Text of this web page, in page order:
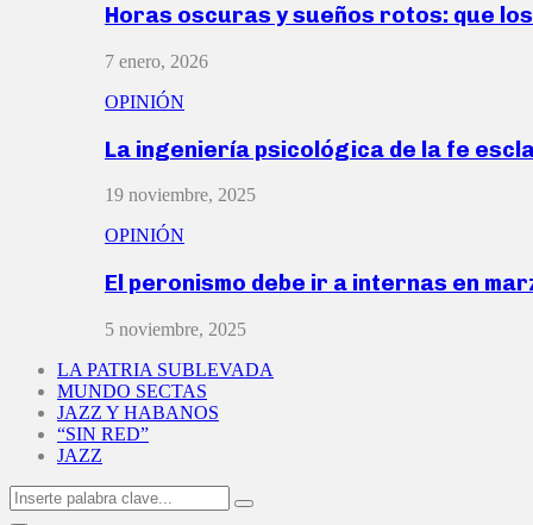
Horas oscuras y sueños rotos: que
7 enero, 2026
OPINIÓN
La ingeniería psicológica de la fe
19 noviembre, 2025
OPINIÓN
El peronismo debe ir a internas en
5 noviembre, 2025
LA PATRIA SUBLEVADA
MUNDO SECTAS
JAZZ Y HABANOS
“SIN RED”
JAZZ
Search
for:
Search